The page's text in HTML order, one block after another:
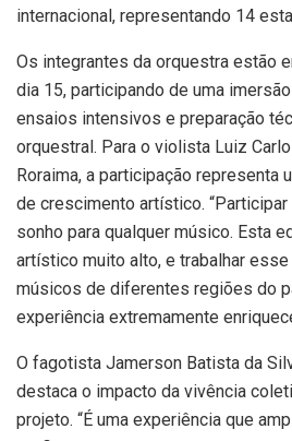
internacional, representando 14
Os integrantes da orquestra estão
dia 15, participando de uma
ensaios intensivos e preparação
orquestral. Para o violista Luiz
Roraima, a participação representa
de crescimento artístico. “Participar
sonho para qualquer músico. Esta
artístico muito alto, e trabalhar
músicos de diferentes regiões do
experiência extremamente
O fagotista Jamerson Batista da
destaca o impacto da vivência
projeto. “É uma experiência que